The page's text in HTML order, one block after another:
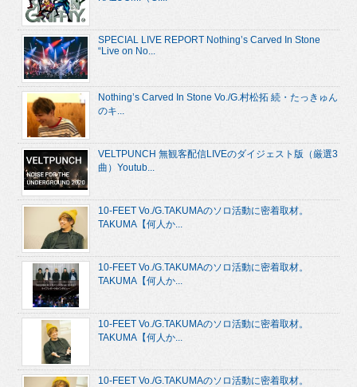
SPECIAL LIVE REPORT Nothing’s Carved In Stone
“Live on No...
Nothing’s Carved In Stone Vo./G.村松拓 続・たっきゅん
のキ...
VELTPUNCH 無観客配信LIVEのダイジェスト版（厳選3
曲）Youtub...
10-FEET Vo./G.TAKUMAのソロ活動に密着取材。
TAKUMA【何人か...
10-FEET Vo./G.TAKUMAのソロ活動に密着取材。
TAKUMA【何人か...
10-FEET Vo./G.TAKUMAのソロ活動に密着取材。
TAKUMA【何人か...
10-FEET Vo./G.TAKUMAのソロ活動に密着取材。